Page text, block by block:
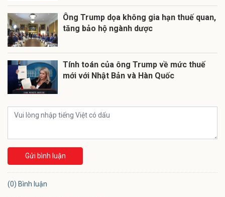
Ông Trump dọa không gia hạn thuế quan,
tăng bảo hộ ngành dược
Tính toán của ông Trump về mức thuế
mới với Nhật Bản và Hàn Quốc
Gửi bình luận
(0) Bình luận